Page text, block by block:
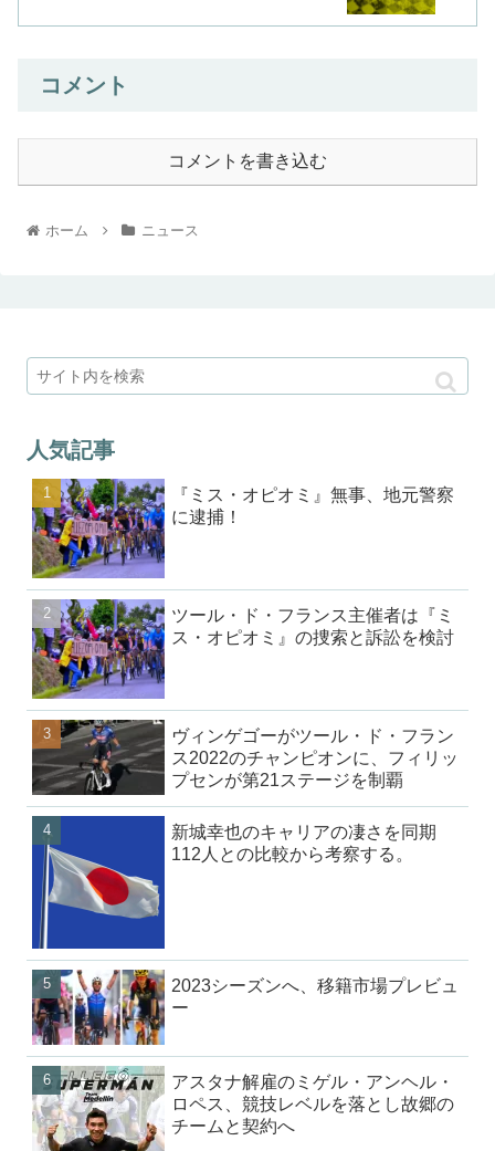
コメント
コメントを書き込む
ホーム ニュース
人気記事
『ミス・オピオミ』無事、地元警察
に逮捕！
ツール・ド・フランス主催者は『ミ
ス・オピオミ』の捜索と訴訟を検討
ヴィンゲゴーがツール・ド・フラン
ス2022のチャンピオンに、フィリッ
プセンが第21ステージを制覇
新城幸也のキャリアの凄さを同期
112人との比較から考察する。
2023シーズンへ、移籍市場プレビュ
ー
アスタナ解雇のミゲル・アンヘル・
ロペス、競技レベルを落とし故郷の
チームと契約へ